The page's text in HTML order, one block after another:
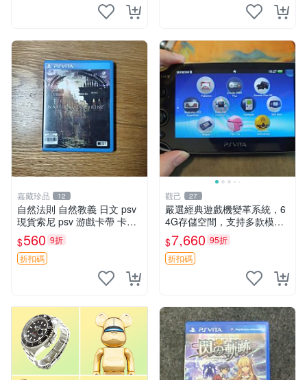
嘉藏珍品 12
自然法則 自然教義 日文 psv
現貨索尼 psv 游戲卡帶 卡盒
無損 版本外版 功能正常讀卡
關于質量：為避免糾紛，鑒寶
專家，收藏家和較真黨自行繞
$560 9折
折扣碼
觀己 27
嚴選經典遊戲機變革系統，6
4G存儲空間，支持多款模擬
器享受懷舊樂趣 黑店版 PSV
游戲 模擬器
$7,660 95折
折扣碼